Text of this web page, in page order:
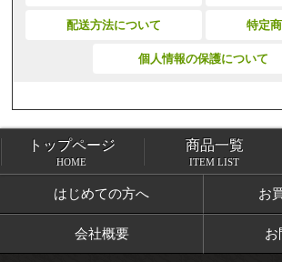
配送方法について 特定
個人情報の保護について
トップページ
はじめての方へ お
会社概要 お
トップページ
HOME
商品一覧
ITEM LIST